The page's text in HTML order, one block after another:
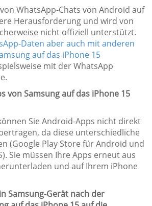
WhatsApp-Chats von Android auf
Herausforderung und wird von
nicht offiziell unterstützt.
Daten aber auch mit anderen
auf das iPhone 15
mit der WhatsApp
von Samsung auf das iPhone 15
Sie Android-Apps nicht direkt
da diese unterschiedliche
(Google Play Store für Android und
Sie müssen Ihre Apps erneut aus
und auf Ihrem iPhone
Samsung-Gerät nach der